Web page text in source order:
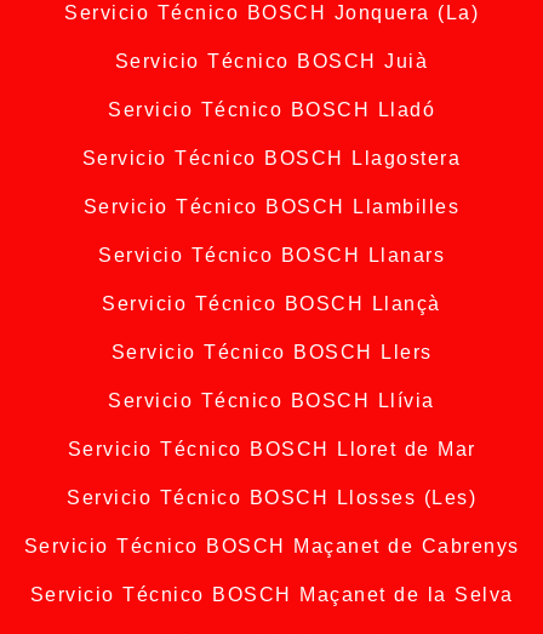
Servicio Técnico BOSCH Jonquera (La)
Servicio Técnico BOSCH Juià
Servicio Técnico BOSCH Lladó
Servicio Técnico BOSCH Llagostera
Servicio Técnico BOSCH Llambilles
Servicio Técnico BOSCH Llanars
Servicio Técnico BOSCH Llançà
Servicio Técnico BOSCH Llers
Servicio Técnico BOSCH Llívia
Servicio Técnico BOSCH Lloret de Mar
Servicio Técnico BOSCH Llosses (Les)
Servicio Técnico BOSCH Maçanet de Cabrenys
Servicio Técnico BOSCH Maçanet de la Selva